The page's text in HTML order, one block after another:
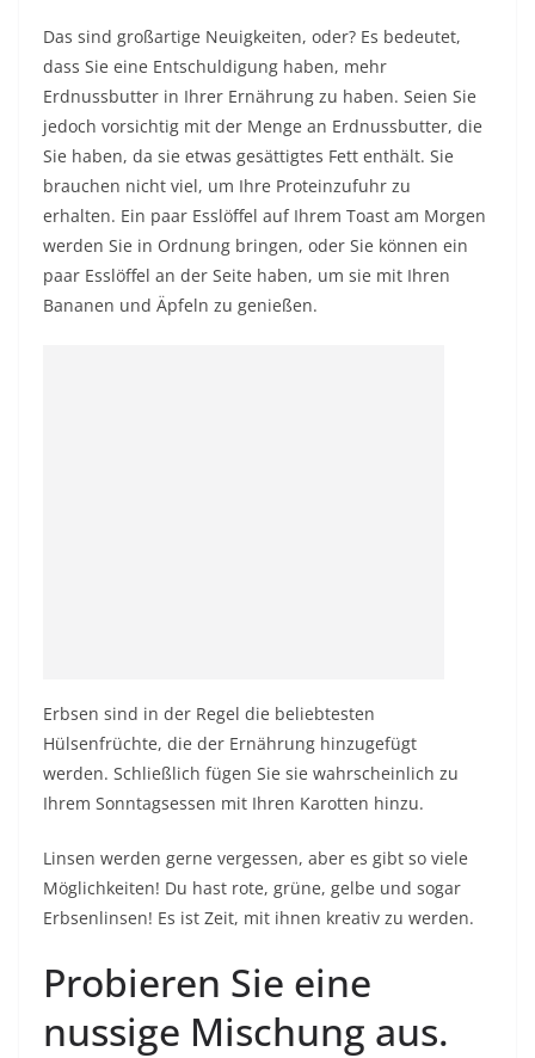
Das sind großartige Neuigkeiten, oder? Es bedeutet,
dass Sie eine Entschuldigung haben, mehr
Erdnussbutter in Ihrer Ernährung zu haben. Seien Sie
jedoch vorsichtig mit der Menge an Erdnussbutter, die
Sie haben, da sie etwas gesättigtes Fett enthält. Sie
brauchen nicht viel, um Ihre Proteinzufuhr zu
erhalten. Ein paar Esslöffel auf Ihrem Toast am Morgen
werden Sie in Ordnung bringen, oder Sie können ein
paar Esslöffel an der Seite haben, um sie mit Ihren
Bananen und Äpfeln zu genießen.
Erbsen sind in der Regel die beliebtesten
Hülsenfrüchte, die der Ernährung hinzugefügt
werden. Schließlich fügen Sie sie wahrscheinlich zu
Ihrem Sonntagsessen mit Ihren Karotten hinzu.
Linsen werden gerne vergessen, aber es gibt so viele
Möglichkeiten! Du hast rote, grüne, gelbe und sogar
Erbsenlinsen! Es ist Zeit, mit ihnen kreativ zu werden.
Probieren Sie eine
nussige Mischung aus.